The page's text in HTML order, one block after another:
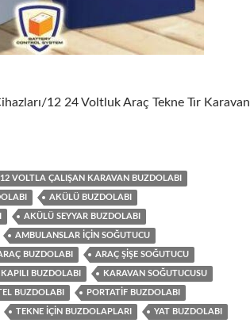
12 24 Voltluk Araç Tekne Tır Karavan
12 VOLTLA ÇALIŞAN KARAVAN BUZDOLABI
AKÜLÜ BUZDOLABI
AKÜLÜ SEYYAR BUZDOLABI
AMBULANSLAR IÇIN SOĞUTUCU
BUZDOLABI ARAÇ ŞIŞE SOĞUTUCU
BUZDOLABI KARAVAN SOĞUTUCUSU
BUZDOLABI PORTATIF BUZDOLABI
TEKNE IÇIN BUZDOLAPLARI YAT BUZDOLABI